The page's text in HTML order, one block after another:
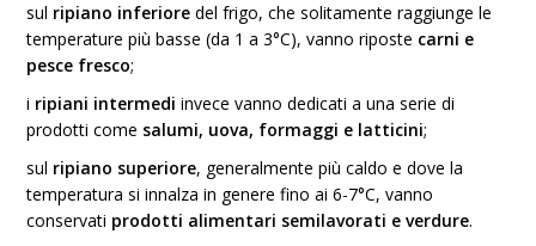
sul ripiano inferiore del frigo, che solitamente raggiunge le
temperature più basse (da 1 a 3°C), vanno riposte carni e
pesce fresco;
i ripiani intermedi invece vanno dedicati a una serie di
prodotti come salumi, uova, formaggi e latticini;
sul ripiano superiore, generalmente più caldo e dove la
temperatura si innalza in genere fino ai 6-7°C, vanno
conservati prodotti alimentari semilavorati e verdure.